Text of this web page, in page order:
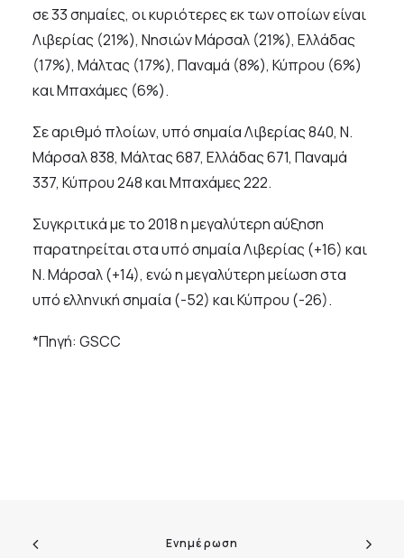
σε 33 σημαίες, οι κυριότερες εκ των οποίων είναι
Λιβερίας (21%), Νησιών Μάρσαλ (21%), Ελλάδας
(17%), Μάλτας (17%), Παναμά (8%), Κύπρου (6%)
και Μπαχάμες (6%).
Σε αριθμό πλοίων, υπό σημαία Λιβερίας 840, Ν.
Μάρσαλ 838, Μάλτας 687, Ελλάδας 671, Παναμά
337, Κύπρου 248 και Μπαχάμες 222.
Συγκριτικά με το 2018 η μεγαλύτερη αύξηση
παρατηρείται στα υπό σημαία Λιβερίας (+16) και
Ν. Μάρσαλ (+14), ενώ η μεγαλύτερη μείωση στα
υπό ελληνική σημαία (-52) και Κύπρου (-26).
*Πηγή: GSCC
Ενημέρωση